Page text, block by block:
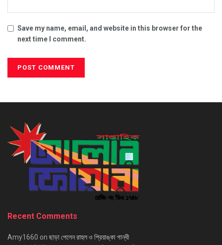
Save my name, email, and website in this browser for the
next time I comment.
Recent Comments
Amy1660 on ছাড়া পেলেন রাহুল ও প্রিয়াঙ্কা গান্ধী